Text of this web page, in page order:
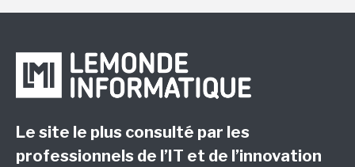
Le site le plus consulté par les
professionnels de l’IT et de l’innovation